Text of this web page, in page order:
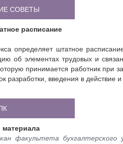
СОВЕТЫ
расписание
определяет штатное
об элементах трудовых и
принимается работник при
введения в действие
материала
факультета бухгалтерского